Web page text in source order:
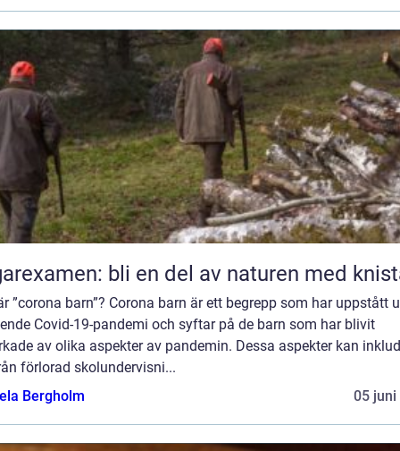
bli en del av naturen med
”corona barn”? Corona barn är ett begrepp som har uppstått
Covid-19-pandemi och syftar på de barn som har blivit
av olika aspekter av pandemin. Dessa aspekter kan
förlorad skolundervisni...
Bergholm
05 juni